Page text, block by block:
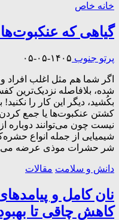
خانه خاص
گیاهی که
پرتو جنوب ۱۴۰۵-۰۵-۰۵
اگر شما هم مثل اغلب افراد
شده، بلافاصله نزدیک‌ترین
بکُشید، دیگر این کار را
کشتن عنکبوت‌ها یا جمع کردن
نیست چون می‌توانند دوباره از
شیمیایی از جمله انواع
شر حشرات موذی عرضه
دانش و سلامت مقالات
نان کامل و
کاهش چاقی تا